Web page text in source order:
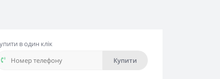
в один клік
Купити